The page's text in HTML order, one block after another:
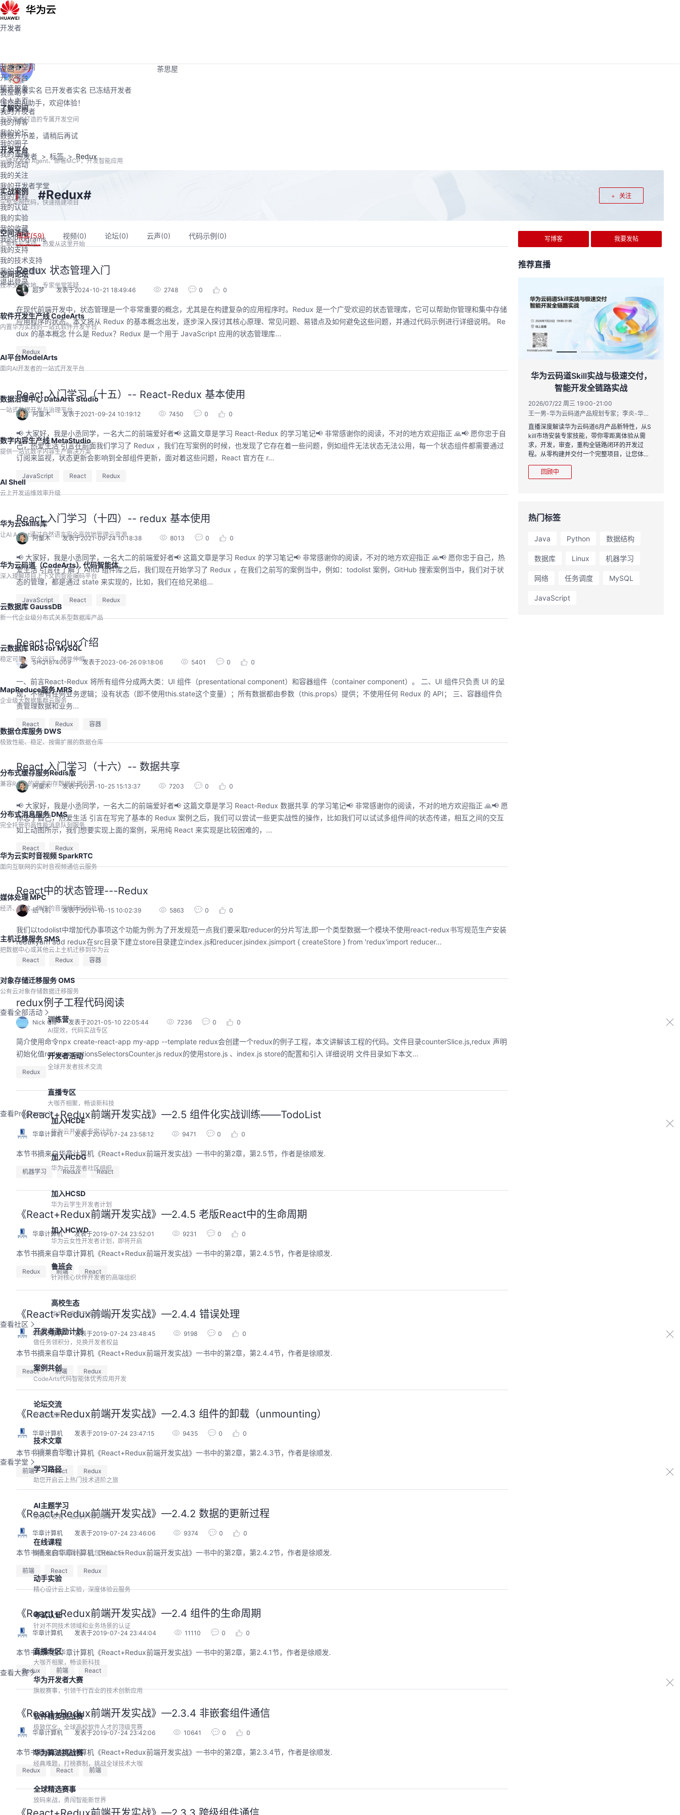
茶思屋
开发者空间
开发平台
精选服务
了解空间
为开发者打造的专属开发空间
开发平台
一键开发AI Agent、部署MCP，开发智能应用
实战案例
完整案例代码，快速搭建项目
空间活动
汇聚精彩活动，热爱从这里开始
空间论坛
技术交流阵地，专家坐堂答疑
软件开发生产线 CodeArts
内置华为实践的一站式软件开发平台
AI平台ModelArts
面向AI开发者的一站式开发平台
数据治理中心 DataArts Studio
一站式数据开发与治理平台
数字内容生产线 MetaStudio
提供一站式数字内容生产解决方案
AI Shell
云上开发运维效率升级
华为云Skills库
让AI Agent通过自然语言安全高效地管理云资源
华为云码道（CodeArts）代码智能体
深入理解项目上下文的智能编码平台
云数据库 GaussDB
新一代企业级分布式关系型数据库产品
云数据库 RDS for MySQL
稳定可靠、安全运行、弹性伸缩
MapReduce服务 MRS
企业级大数据集群云服务
数据仓库服务 DWS
极致性能、稳定、按需扩展的数据仓库
分布式缓存服务Redis版
兼容Redis的高速内存数据处理引擎
分布式消息服务 DMS
完全托管的高性能消息队列服务
华为云实时音视频 SparkRTC
面向互联网的实时音视频通信云服务
媒体处理 MPC
经济、高效、弹性的音视频转码和处理
主机迁移服务 SMS
把数据中心或其他云上主机迁移到华为云
对象存储迁移服务 OMS
公有云对象存储数据迁移服务
查看全部活动
训练营
AI提效，代码实战专区
开发者活动
全球开发者技术交流
直播专区
大咖齐相聚，畅谈新科技
查看Programs
加入HCDE
华为云开发者专家计划
加入HCDG
华为云开发者社区组织
加入HCSD
华为云学生开发者计划
加入HCWD
华为云女性开发者计划，即将开启
鲁班会
针对核心伙伴开发者的高端组织
高校生态
华为云高校开发者项目
查看社区
开发者激励计划
做任务领积分，兑换开发者权益
案例共创
CodeArts代码智能体优秀应用开发
论坛交流
开发交流阵地
技术文章
分享技术干货
查看学堂
学习路径
助您开启云上热门技术进阶之旅
AI主题学习
助力开发者一站式学习AI技术
在线课程
体系化的培训课程，让您轻松上云
动手实验
精心设计云上实验，深度体验云服务
考试认证
针对不同技术领域和业务场景的认证
直播专区
大咖齐相聚，畅谈新科技
查看大赛
华为开发者大赛
旗舰赛事，引领千行百业的技术创新应用
软件精英挑战赛
极致优化，全球高校软件人才的顶级竞赛
华为算法挑战赛
经典难题，打榜赛制，挑战全球技术大咖
全球精选赛事
放码来战，勇闯智能新世界
开发者
返回
未开发者实名 已开发者实名 已冻结开发者
个人主页
我的开发者
我的博客
我的论坛
我的圈子
我的直播
我的活动
我的关注
我的开发者学堂
我的课程
我的认证
我的实验
我的收藏
我的Programs
我的支持
我的技术支持
我的云声建议
退出登录
云宝助手
懂您的AI助手，欢迎体验！
数据开小差，请稍后再试
开发者 标签 Redux
关注
#Redux#
博客(59) 视频(0) 论坛(0) 云声(0) 代码示例(0)
Redux 状态管理入门
超梦 发表于2024-10-21 18:49:46 2748 0 0
在现代前端开发中，状态管理是一个非常重要的概念，尤其是在构建复杂的应用程序时。Redux 是一个广受欢迎的状态管理库，它可以帮助你管理和集中存储
应用程序的状态。本文将从 Redux 的基本概念出发，逐步深入探讨其核心原理、常见问题、易错点及如何避免这些问题，并通过代码示例进行详细说明。 Re
dux 的基本概念 什么是 Redux？Redux 是一个用于 JavaScript 应用的状态管理库...
Redux
React 入门学习（十五）-- React-Redux 基本使用
阿童木 发表于2021-09-24 10:19:12 7450 0 0
📢 大家好，我是小丞同学，一名大二的前端爱好者📢 这篇文章是学习 React-Redux 的学习笔记📢 非常感谢你的阅读，不对的地方欢迎指正 🙏📢 愿你忠于自
己，热爱生活 引言在前面我们学习了 Redux ，我们在写案例的时候，也发现了它存在着一些问题，例如组件无法状态无法公用，每一个状态组件都需要通过
订阅来监视，状态更新会影响到全部组件更新，面对着这些问题，React 官方在 r...
JavaScript React Redux
React 入门学习（十四）-- redux 基本使用
阿童木 发表于2021-09-24 10:18:38 8013 0 0
📢 大家好，我是小丞同学，一名大二的前端爱好者📢 这篇文章是学习 Redux 的学习笔记📢 非常感谢你的阅读，不对的地方欢迎指正 🙏📢 愿你忠于自己，热
爱生活 引言在了解了 Antd 组件库之后，我们现在开始学习了 Redux ，在我们之前写的案例当中，例如：todolist 案例，GitHub 搜索案例当中，我们对于状
态的管理，都是通过 state 来实现的，比如，我们在给兄弟组...
JavaScript React Redux
React-Redux介绍
SHQ1874009 发表于2023-06-26 09:18:06 5401 0 0
一、前言React-Redux 将所有组件分成两大类：UI 组件（presentational component）和容器组件（container component）。 二、UI 组件只负责 UI 的呈
现，不带有任何业务逻辑；没有状态（即不使用this.state这个变量）；所有数据都由参数（this.props）提供；不使用任何 Redux 的 API； 三、容器组件负
责管理数据和业务...
React Redux 容器
React 入门学习（十六）-- 数据共享
阿童木 发表于2021-10-25 15:13:37 7203 0 0
📢 大家好，我是小丞同学，一名大二的前端爱好者📢 这篇文章是学习 React-Redux 数据共享 的学习笔记📢 非常感谢你的阅读，不对的地方欢迎指正 🙏📢 愿
你忠于自己，热爱生活 引言在写完了基本的 Redux 案例之后，我们可以尝试一些更实战性的操作，比如我们可以试试多组件间的状态传递，相互之间的交互
如上动图所示，我们想要实现上面的案例，采用纯 React 来实现是比较困难的，...
React Redux
React中的状态管理---Redux
纸飞机 发表于2021-10-15 10:02:39 5863 0 0
我们以todolist中增加代办事项这个功能为例:为了开发规范一点我们要采取reducer的分片写法,即一个类型数据一个模块不使用react-redux书写规范生产安装
reduxyarn add redux在src目录下建立store目录建立index.js和reducer.jsindex.jsimport { createStore } from 'redux'import reducer...
React Redux 容器
redux例子工程代码阅读
Nick Qiu 发表于2021-05-10 22:05:44 7236 0 0
简介使用命令npx create-react-app my-app --template redux会创建一个redux的例子工程，本文讲解该工程的代码。文件目录counterSlice.js,redux 声明
初始化值reducersactionsSelectorsCounter.js redux的使用store.js 、index.js store的配置和引入 详细说明 文件目录如下本文...
Redux
《React+Redux前端开发实战》—2.5 组件化实战训练——TodoList
华章计算机 发表于2019-07-24 23:58:12 9471 0 0
本节书摘来自华章计算机《React+Redux前端开发实战》一书中的第2章，第2.5节，作者是徐顺发.
机器学习 Redux React
《React+Redux前端开发实战》—2.4.5 老版React中的生命周期
华章计算机 发表于2019-07-24 23:52:01 9231 0 0
本节书摘来自华章计算机《React+Redux前端开发实战》一书中的第2章，第2.4.5节，作者是徐顺发.
Redux 前端 React
《React+Redux前端开发实战》—2.4.4 错误处理
华章计算机 发表于2019-07-24 23:48:45 9198 0 0
本节书摘来自华章计算机《React+Redux前端开发实战》一书中的第2章，第2.4.4节，作者是徐顺发.
React 前端 Redux
《React+Redux前端开发实战》—2.4.3 组件的卸载（unmounting）
华章计算机 发表于2019-07-24 23:47:15 9435 0 0
本节书摘来自华章计算机《React+Redux前端开发实战》一书中的第2章，第2.4.3节，作者是徐顺发.
前端 React Redux
《React+Redux前端开发实战》—2.4.2 数据的更新过程
华章计算机 发表于2019-07-24 23:46:06 9374 0 0
本节书摘来自华章计算机《React+Redux前端开发实战》一书中的第2章，第2.4.2节，作者是徐顺发.
前端 React Redux
《React+Redux前端开发实战》—2.4 组件的生命周期
华章计算机 发表于2019-07-24 23:44:04 11110 0 0
本节书摘来自华章计算机《React+Redux前端开发实战》一书中的第2章，第2.4.1节，作者是徐顺发.
Redux 前端 React
《React+Redux前端开发实战》—2.3.4 非嵌套组件通信
华章计算机 发表于2019-07-24 23:42:06 10641 0 0
本节书摘来自华章计算机《React+Redux前端开发实战》一书中的第2章，第2.3.4节，作者是徐顺发.
Redux React 前端
写博客 我要发帖
推荐直播
20:00
者运营负责人
、有产出、能带走、可炫
智能开发全链路实战
2026/07/22 周三 19:00-21:00
王一男-华为云码道产品规划专家；李炎-华为云码道产品专家；姜浩-华为云HCDG核心组成员
kill市场安装专家技能，带你零距离体验从需
求，开发，审查，重构全链路闭环的开发过
程。从零构建并交付一个完整项目，让您体验
从代码提交到服务上线的“极速”之旅。
回顾中
2026/07/23 周四 15:00-17:00
张豪杰/程文/王军/刘新春/黄钦开 /张晓天
本体R2C小时级接入、环境重建与轨迹生成仿
真数据生产、PB级数据管理、数据评测、模型
训推、强化学习和Benchmark一键评测等功
能，并体验业界主流具身模型应用。
程，只教用AI · 零代码、有产出、能带走、可炫
耀 · 每课人人动手实操
华为云码道Skill实战与极速交付，
智能开发全链路实战
2026/07/22 周三 19:00-21:00
王一男-华为云码道产品规划专家；李炎-华为云码道产品专家；姜浩-华为云HCDG核心组成员
直播深度解读华为云码道6月产品新特性，从S
kill市场安装专家技能，带你零距离体验从需
求，开发，审查，重构全链路闭环的开发过
程。从零构建并交付一个完整项目，让您体验
从代码提交到服务上线的“极速”之旅。
回顾中
热门标签
Java Python 数据结构
数据库 Linux 机器学习
网络 任务调度 MySQL
JavaScript